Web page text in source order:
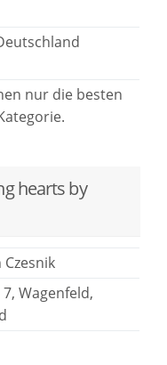
nur die besten
hearts by
Czesnik
Wagenfeld,